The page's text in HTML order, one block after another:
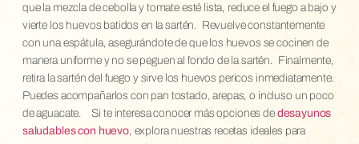
que la mezcla de cebolla y tomate esté lista, reduce el fuego a bajo y
vierte los huevos batidos en la sartén.
Revuelve constantemente
con una espátula, asegurándote de que los huevos se cocinen de
manera uniforme y no se peguen al fondo de la sartén.
Finalmente,
retira la sartén del fuego y sirve los huevos pericos inmediatamente.
Puedes acompañarlos con pan tostado, arepas, o incluso un poco
de aguacate.
Si te interesa conocer más opciones de desayunos
saludables con huevo, explora nuestras recetas ideales para